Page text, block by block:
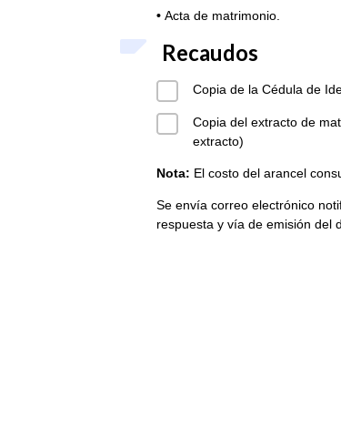
• Acta de matrimonio.
Recaudos
Copia de la Cédula de
Copia del extracto de
extracto)
Nota: El costo del arancel
Se envía correo electrónico
respuesta y vía de emisión del